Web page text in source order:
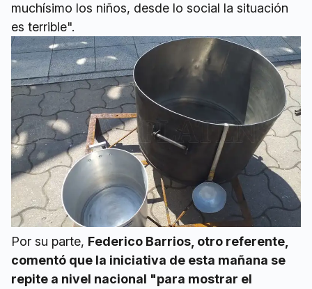
muchísimo los niños, desde lo social la situación
es terrible".
Por su parte, Federico Barrios, otro referente,
comentó que la iniciativa de esta mañana se
repite a nivel nacional "para mostrar el